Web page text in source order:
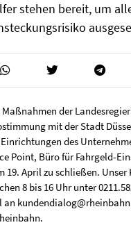
stehen bereit, um
der
mit der Stadt
des
Point, Büro für Fahrgeld-
19. April zu schließen.
8 bis 16 Uhr unter
an